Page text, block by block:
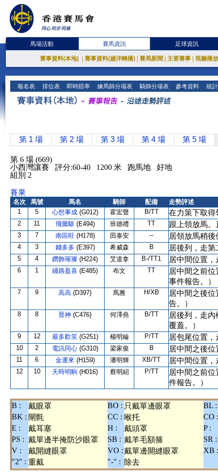
馬場活動 賽馬資訊 足球資訊
賽事資料(本地) 賽事資料(越洋轉播) 賽馬新聞 主要賽事 視聽播
報名表 排位表 即時賠率 練馬師分場表 騎師分場表 參考資料 統
第 1 場 第 2 場 第 3 場 第 4 場 第 5 場
第 6 場 (669)
小西灣讓賽 評分:60-40 1200 米 跑馬地 好地
組別 2
賽果
名次 馬號 馬名 騎師 配備
走勢評述
1
5 心想事成 (G012) 霍宏聲 B/TT 在力策下取得
2 11 飛騰騅 (E494) 班德禮 TT 跟上領放馬
3 7 南區旺 (H178) 田泰安 -- 居領放馬稍
4 3 錢多多 (E397) 希威森 B 居後列，走
5 4 鑽飾璀璨 (H224) 艾道拿 B-/TT1 居中間位置
6 1 綫路盈喜 (E485) 布文 TT
居中間之前
事件報告。）
7 9 高高 (D397) 馬雅 H/XB
居中間之後
告。）
8 8 晉神 (C476) 何澤堯 B/TT
居後列，走
覆蓋。）
9 12 最多歡笑 (G251) 楊明綸 P/TT 居包尾位置
10 2 電訊同心 (G310) 梁家俊 B 居中間之後
11 6 金運來 (H159) 潘明輝 XB/TT 居中間位置
12 10 天時明駒 (H016) 蔡明紹 P/TT
居中間之前
件報告。）
B : 戴眼罩 BO : 只戴單邊眼罩
BL :
BK : 閘氈 CC : 喉托
CO :
E :
戴耳塞 H : 戴頭罩
P :
PS : 戴單邊半掩防沙眼罩 SB : 戴羊毛額箍
SR :
V :
戴開縫眼罩 VO :戴單邊開縫眼罩
XB :
"2" : 重戴 "-" : 除去